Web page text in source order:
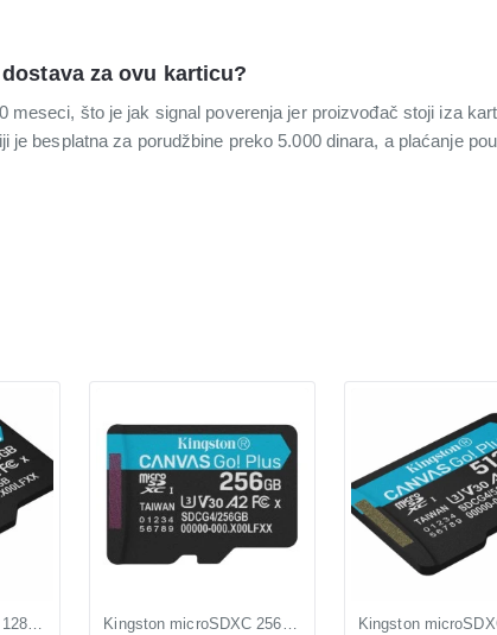
za ovu karticu?
meseci, što je jak signal poverenja jer proizvođač stoji iza
je besplatna za porudžbine preko 5.000 dinara, a plaćanje
Kingston microSDXC 128GB 200MB/s UHS-I U3 V30 A2 Kingston microSDXC 256GB 200MB/s UHS-I U3 V30 A2 (bez adaptera)